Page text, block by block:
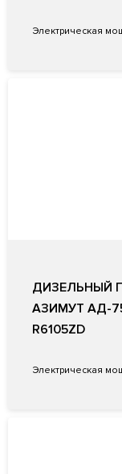
Электрическая
ДИЗЕЛЬНЫЙ
АЗИМУТ АД-
R6105ZD
Электрическая